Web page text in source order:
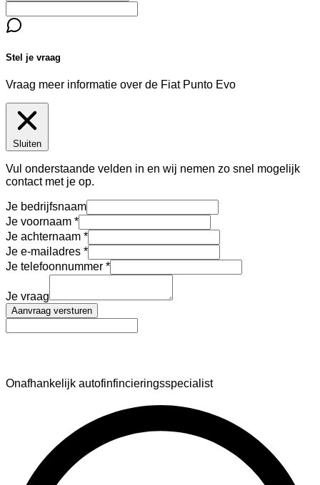
Stel je vraag
Vraag meer informatie over de Fiat Punto Evo
Sluiten
Vul onderstaande velden in en wij nemen zo snel mogelijk
contact met je op.
Je bedrijfsnaam
Je voornaam
Je achternaam
Je e-mailadres
Je telefoonnummer
Je vraag
Aanvraag versturen
Onafhankelijk autofinfincieringsspecialist